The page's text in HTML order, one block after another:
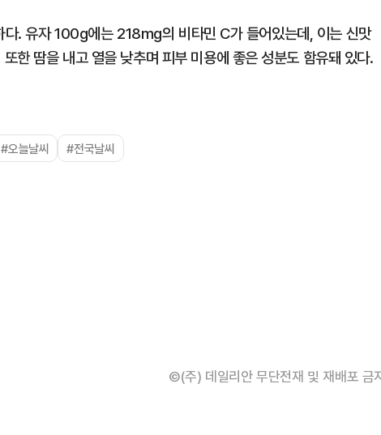
다. 유자 100g에는 218mg의 비타민 C가 들어있는데, 이는 신맛
한 땀을 내고 열을 낮추며 피부 미용에 좋은 성분도 함유돼 있다.
#오늘날씨 #전국날씨
©(주) 데일리안 무단전재 및 재배포 금